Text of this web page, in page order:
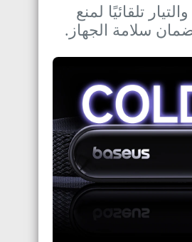
تلقائيًا لمنع
سلامة الجهاز.